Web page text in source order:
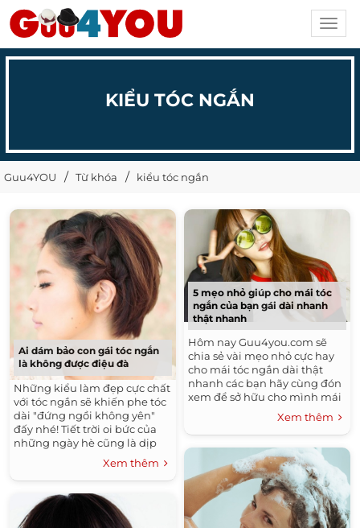
KIỂU TÓC NGẮN
Guu4YOU Từ khóa kiểu tóc ngắn
Ai dám bảo con gái tóc ngắn
là không được điệu đà
Những kiểu làm đẹp cực chất
với tóc ngắn sẽ khiến phe tóc
dài "đứng ngồi không yên"
đấy nhé! Tiết trời oi bức của
những ngày hè cũng là dịp
để các kiểu tóc ngắn lên ngôi.
Xem thêm
5 mẹo nhỏ giúp cho mái tóc
ngắn của bạn gái dài nhanh
thật nhanh
Hôm nay Guu4you.com sẽ
chia sẻ vài mẹo nhỏ cực hay
cho mái tóc ngắn dài thật
nhanh các bạn hãy cùng đón
xem để sở hữu cho mình mái
tóc dài hằng mơ ước nhé!
Xem thêm